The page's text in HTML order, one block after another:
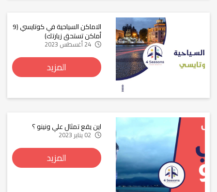
الاماكن السياحية في كوتايسي (9
أماكن تستحق زيارتك)
المزيد
اين يقع تمثال علي ونينو ؟
المزيد